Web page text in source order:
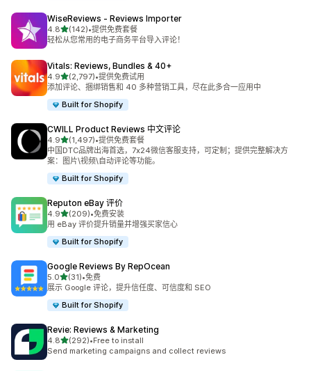
WiseReviews ‑ Reviews Importer
4.8星（满分 5 星）
(142)
总共 142 条评论
•提供免费套餐
轻松从您常用的电子商务平台导入评论！
Vitals: Reviews, Bundles & 40+
4.9星（满分 5 星）
(2,797)
总共 2797 条评论
•提供免费试用
添加评论、捆绑销售和 40 多种营销工具，尽在此多合一应用中
Built for Shopify
CWILL Product Reviews 中文评论
4.9星（满分 5 星）
(1,497)
总共 1497 条评论
•提供免费套餐
中国DTC品牌出海首选，7x24微信客服支持，可定制；提供完整解决方
案：图片\视频\自动评论等功能。
Built for Shopify
Reputon eBay 评价
4.9星（满分 5 星）
(209)
总共 209 条评论
•免费安装
用 eBay 评价提升销量并增强买家信心
Built for Shopify
Google Reviews By RepOcean
5.0星（满分 5 星）
(31)
总共 31 条评论
•免费
展示 Google 评论，提升信任度、可信度和 SEO
Built for Shopify
Revie: Reviews & Marketing
4.8星（满分 5 星）
(292)
总共 292 条评论
•Free to install
Send marketing campaigns and collect reviews